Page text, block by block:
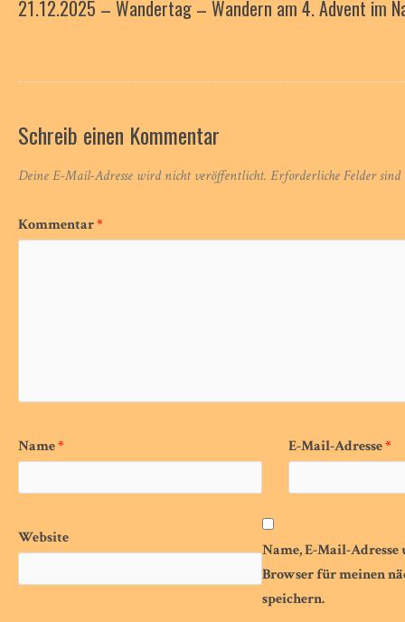
21.12.2025 – Wandertag – Wandern am 4. Advent im
Schreib einen Kommentar
Deine E-Mail-Adresse wird nicht veröffentlicht. Erforderliche Felder
Kommentar*
Name* E-Mail-Adresse*
Website
Name, E-Mail-
Browser für meinen
speichern.